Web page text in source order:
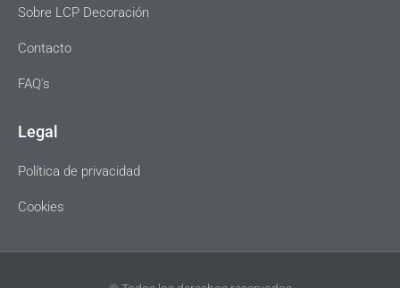
Sobre LCP Decoración
Contacto
FAQ's
Legal
Política de privacidad
Cookies